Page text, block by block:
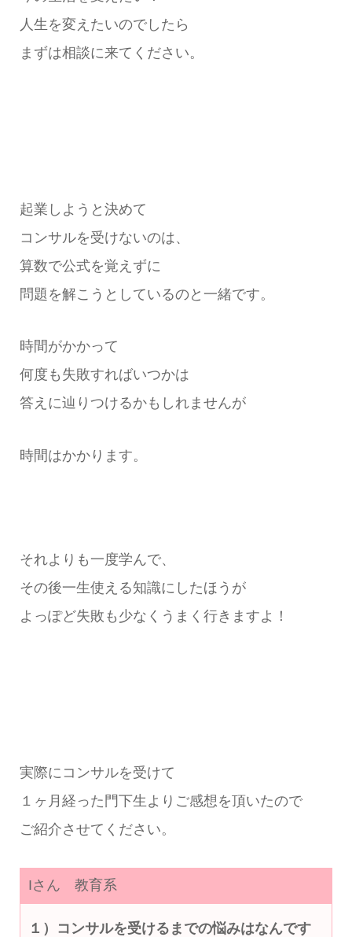
人生を変えたいのでしたら
まずは相談に来てください。
起業しようと決めて
コンサルを受けないのは、
算数で公式を覚えずに
問題を解こうとしているのと一緒です。
時間がかかって
何度も失敗すればいつかは
答えに辿りつけるかもしれませんが
時間はかかります。
それよりも一度学んで、
その後一生使える知識にしたほうが
よっぽど失敗も少なくうまく行きますよ！
実際にコンサルを受けて
１ヶ月経った門下生よりご感想を頂いたので
ご紹介させてください。
Iさん 教育系
１）コンサルを受けるまでの悩みはなんです